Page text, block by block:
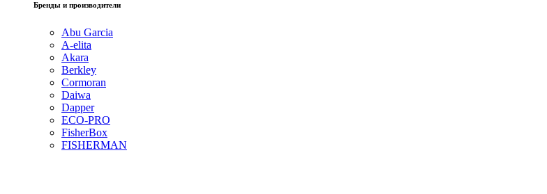
Бренды и производители
Abu Garcia
A-elita
Akara
Berkley
Cormoran
Daiwa
Dapper
ECO-PRO
FisherBox
FISHERMAN